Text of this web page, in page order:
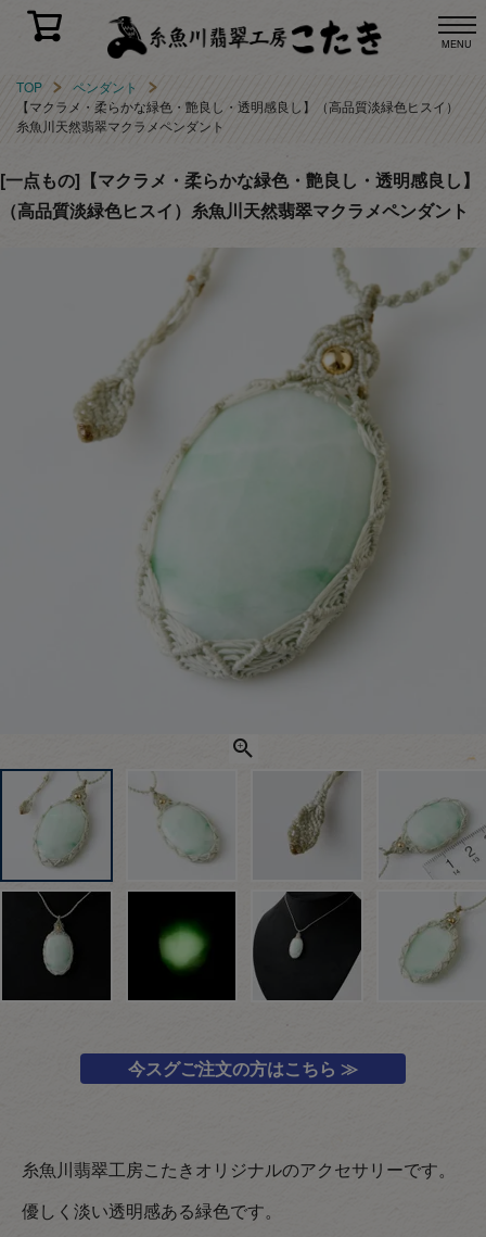
MENU
TOP
ペンダント
【マクラメ・柔らかな緑色・艶良し・透明感良し】（高品質淡緑色ヒスイ）
糸魚川天然翡翠マクラメペンダント
[一点もの]【マクラメ・柔らかな緑色・艶良し・透明感良し】
（高品質淡緑色ヒスイ）糸魚川天然翡翠マクラメペンダント
今スグご注文の方はこちら ≫
糸魚川翡翠工房こたきオリジナルのアクセサリーです。
優しく淡い透明感ある緑色です。